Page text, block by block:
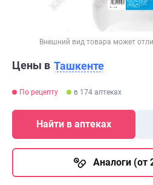
Внешний вид товара может
Цены в Ташкенте
По рецепту в 174 аптеках
Найти в аптеках
Аналоги (от